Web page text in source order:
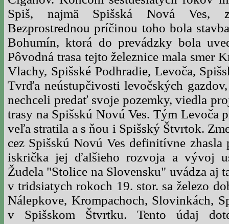
Spiš, najmä Spišská Nová Ves,
Bezprostrednou príčinou toho bola
Bohumín, ktorá do prevádzky bola
Pôvodná trasa tejto železnice mala smer
Vlachy, Spišské Podhradie, Levoča,
Tvrďa neústupčivosti levočských
nechceli predať svoje pozemky, viedla
trasy na Spišskú Novú Ves. Tým Levoča
veľa stratila a s ňou i Spišský Štvrtok.
cez Spišskú Novú Ves definitívne zhasla
iskrička jej ďalšieho rozvoja a vývoj
Žudela "Stolice na Slovensku" uvádza aj
v tridsiatych rokoch 19. stor. sa železo
Nálepkove, Krompachoch, Slovinkách,
v Spišskom Štvrtku. Tento údaj